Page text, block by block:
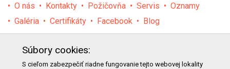
O nás Kontakty Požičovňa Servis
Oznamy
Galéria
Certifikáty Facebook Blog
E-shop Akcie Darčekové poukážky
Katalógy
Súbory cookies:
S cieľom zabezpečiť riadne fungovanie tejto webovej lokality